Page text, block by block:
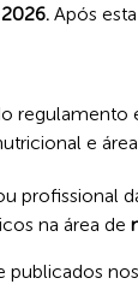
Após
e
profissional
na área de
publicados